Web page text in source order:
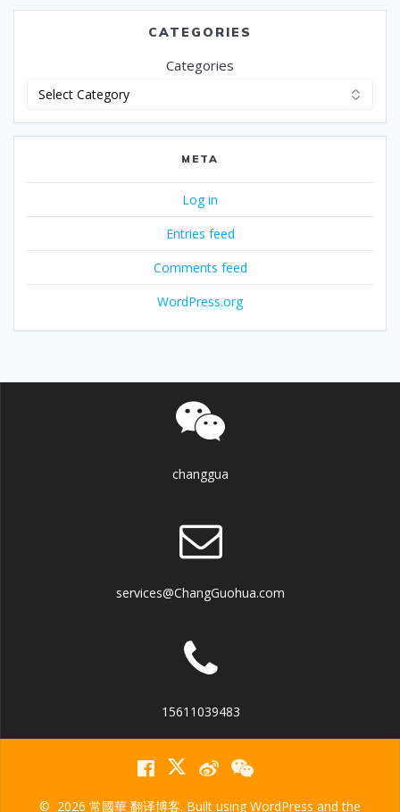
CATEGORIES
Categories
META
Log in
Entries feed
Comments feed
WordPress.org
changgua
services@ChangGuohua.com
15611039483
© 2026 常國華 翻译博客. Built using WordPress and the